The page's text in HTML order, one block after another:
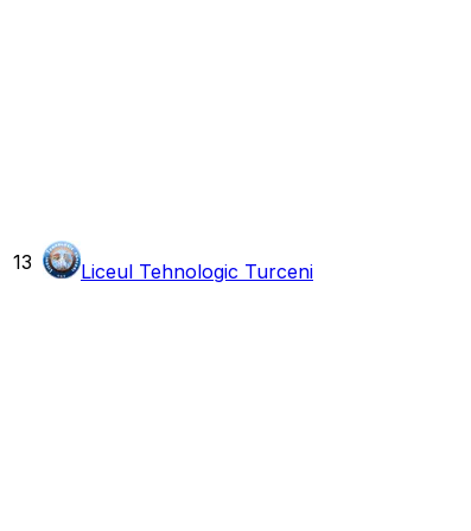
13 Liceul Tehnologic Turceni